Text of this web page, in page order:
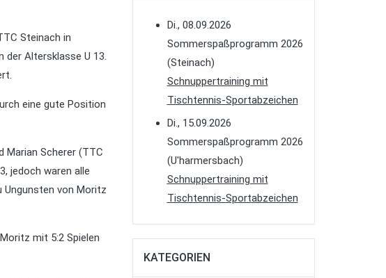
Steinach in
der Altersklasse U 13.
eine gute Position
Marian Scherer (TTC
jedoch waren alle
Ungunsten von Moritz
mit 5:2 Spielen
Di., 08.09.2026
Sommerspaßprogramm 2026
(Steinach)
Schnuppertraining mit
Tischtennis-Sportabzeichen
Di., 15.09.2026
Sommerspaßprogramm 2026
(U'harmersbach)
Schnuppertraining mit
Tischtennis-Sportabzeichen
KATEGORIEN